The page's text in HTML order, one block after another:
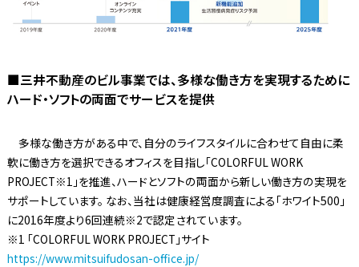
■三井不動産のビル事業では、多様な働き方を実現するために
ハード・ソフトの両面でサービスを提供
多様な働き方がある中で、自分のライフスタイルに合わせて自由に柔
軟に働き方を選択できるオフィスを目指し「COLORFUL WORK
PROJECT※1」を推進、ハードとソフトの両面から新しい働き方の実現を
サポートしています。 なお、当社は健康経営度調査による「ホワイト500」
に2016年度より6回連続※2で認定されています。
※1 「COLORFUL WORK PROJECT」サイト
https://www.mitsuifudosan-office.jp/